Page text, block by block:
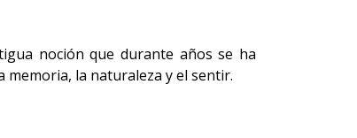
noción que durante años se ha
la naturaleza y el sentir.